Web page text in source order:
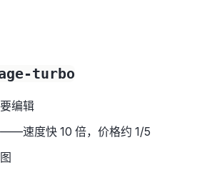
turbo
编辑
速度快 10 倍，价格约 1/5